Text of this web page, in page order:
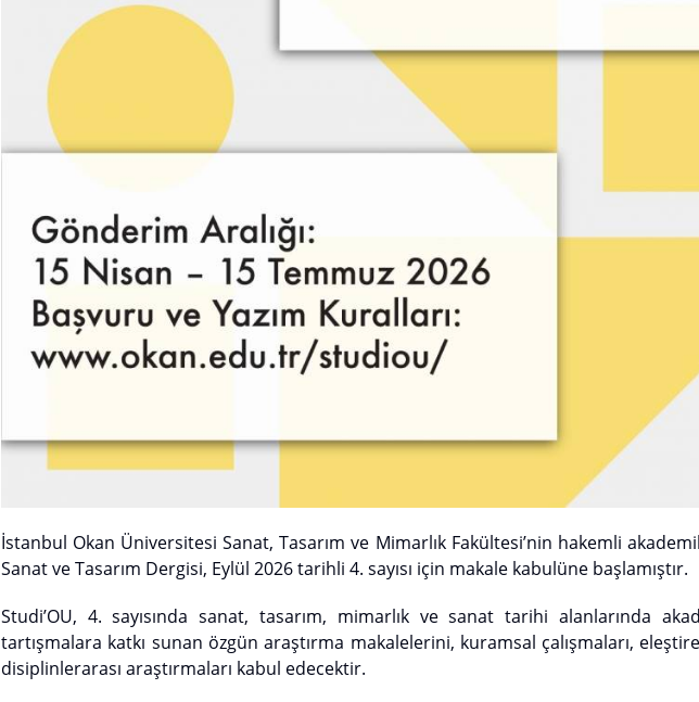
İstanbul Okan Üniversitesi Sanat, Tasarım ve Mimarlık Fakültesi’nin hakemli akademik
Sanat ve Tasarım Dergisi, Eylül 2026 tarihli 4. sayısı için makale kabulüne başlamıştır.
Studi’OU, 4. sayısında sanat, tasarım, mimarlık ve sanat tarihi alanlarında
tartışmalara katkı sunan özgün araştırma makalelerini, kuramsal çalışmaları,
disiplinlerarası araştırmaları kabul edecektir.